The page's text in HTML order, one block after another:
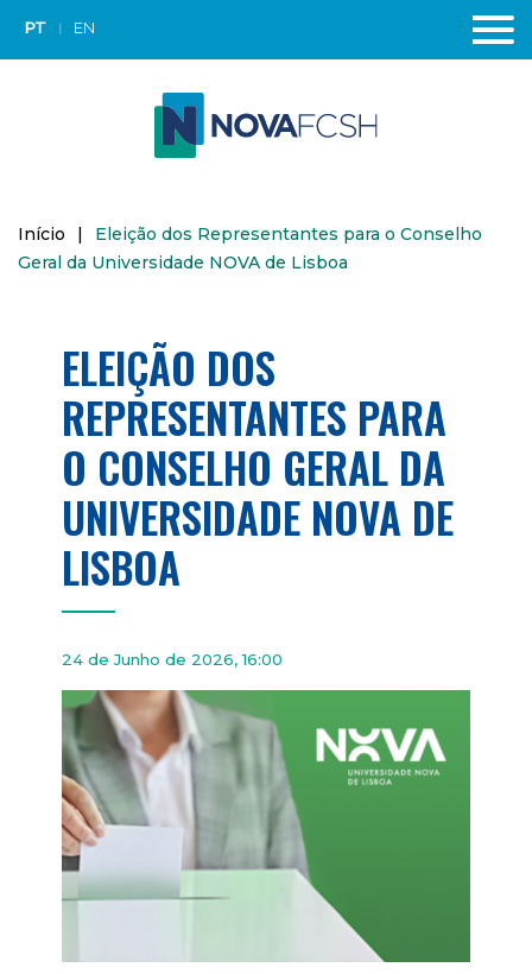
PT EN
Início |
Eleição dos Representantes para o Conselho
Geral da Universidade NOVA de Lisboa
ELEIÇÃO DOS
REPRESENTANTES PARA
O CONSELHO GERAL DA
UNIVERSIDADE NOVA DE
LISBOA
24 de Junho de 2026, 16:00